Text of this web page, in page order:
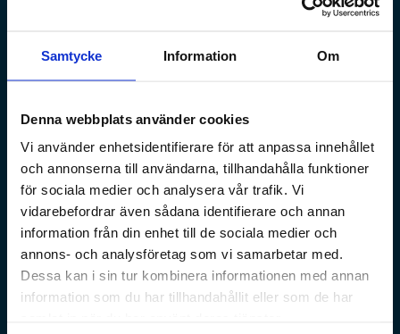
Samtycke Information Om
Denna webbplats använder cookies
Vi använder enhetsidentifierare för att anpassa innehållet
och annonserna till användarna, tillhandahålla funktioner
för sociala medier och analysera vår trafik. Vi
vidarebefordrar även sådana identifierare och annan
information från din enhet till de sociala medier och
annons- och analysföretag som vi samarbetar med.
Dessa kan i sin tur kombinera informationen med annan
information som du har tillhandahållit eller som de har
Effektivitet och ergonomi